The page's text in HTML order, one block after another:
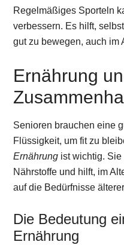
Regelmäßiges Sporteln
verbessern. Es hilft,
gut zu bewegen, auch im
Ernährung
Senioren brauchen eine
Flüssigkeit, um fit zu
Ernährung ist wichtig. Sie
Nährstoffe und hilft, im
auf die Bedürfnisse
Die Bedeutung
Ernährung